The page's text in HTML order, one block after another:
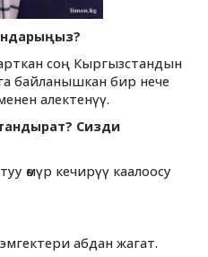
соң Кыргызстандын
байланышкан бир нече
алектенүү.
Сизди
өмүр кечирүү каалоосу
абдан жагат.